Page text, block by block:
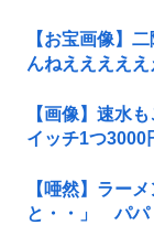
【お宝画像】
んねえええええ
【画像】速水
イッチ1つ3000
【唖然】ラー
と・・」 パパ